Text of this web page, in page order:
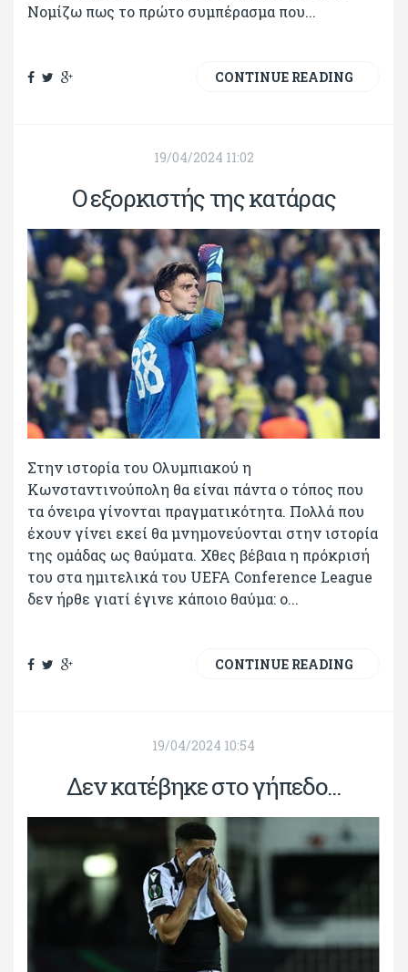
Νομίζω πως το πρώτο συμπέρασμα που...
CONTINUE READING
19/04/2024 11:02
Ο εξορκιστής της κατάρας
Στην ιστορία του Ολυμπιακού η
Κωνσταντινούπολη θα είναι πάντα ο τόπος που
τα όνειρα γίνονται πραγματικότητα. Πολλά που
έχουν γίνει εκεί θα μνημονεύονται στην ιστορία
της ομάδας ως θαύματα. Χθες βέβαια η πρόκρισή
του στα ημιτελικά του UEFA Conference League
δεν ήρθε γιατί έγινε κάποιο θαύμα: ο...
CONTINUE READING
19/04/2024 10:54
Δεν κατέβηκε στο γήπεδο...